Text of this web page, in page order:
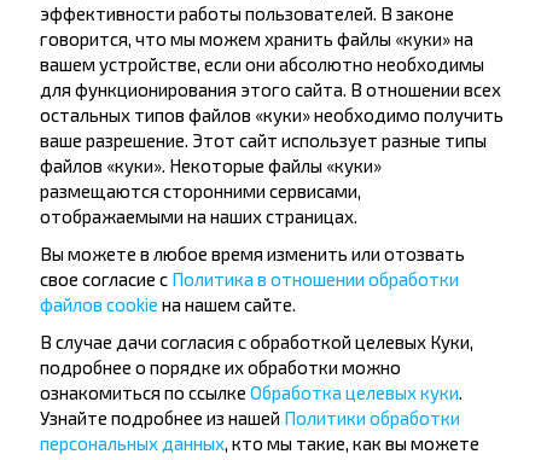
Брест
Щучин
Купить
Брест
Скидель
Брест
Варшава
Брест
Минск
Купить
эффективности работы пользователей. В законе
говорится, что мы можем хранить файлы «куки» на
вашем устройстве, если они абсолютно необходимы
для функционирования этого сайта. В отношении всех
остальных типов файлов «куки» необходимо получить
ваше разрешение. Этот сайт использует разные типы
файлов «куки». Некоторые файлы «куки»
размещаются сторонними сервисами,
отображаемыми на наших страницах.
Вы можете в любое время изменить или отозвать
свое согласие с Политика в отношении обработки
файлов cookie на нашем сайте.
В случае дачи согласия с обработкой целевых Куки,
подробнее о порядке их обработки можно
ознакомиться по ссылке Обработка целевых куки
Узнайте подробнее из нашей Политики обработки
персональных данных , кто мы такие, как вы можете